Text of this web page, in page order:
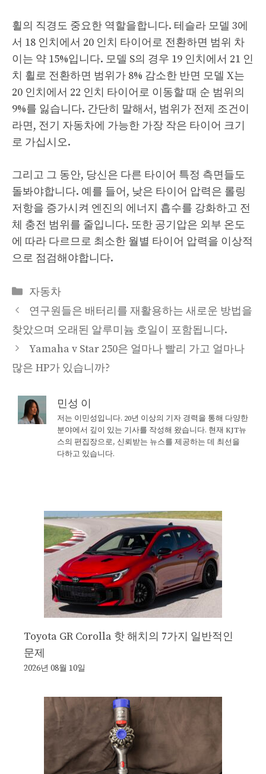
휠의 직경도 중요한 역할을합니다. 테슬라 모델 3에
서 18 인치에서 20 인치 타이어로 전환하면 범위 차
이는 약 15%입니다. 모델 S의 경우 19 인치에서 21 인
치 휠로 전환하면 범위가 8% 감소한 반면 모델 X는
20 인치에서 22 인치 타이어로 이동할 때 순 범위의
9%를 잃습니다. 간단히 말해서, 범위가 전제 조건이
라면, 전기 자동차에 가능한 가장 작은 타이어 크기
로 가십시오.
그리고 그 동안, 당신은 다른 타이어 특정 측면들도
돌봐야합니다. 예를 들어, 낮은 타이어 압력은 롤링
저항을 증가시켜 엔진의 에너지 흡수를 강화하고 전
체 충전 범위를 줄입니다. 또한 공기압은 외부 온도
에 따라 다르므로 최소한 월별 타이어 압력을 이상적
으로 점검해야합니다.
Categories
자동차
연구원들은 배터리를 재활용하는 새로운 방법을
찾았으며 오래된 알루미늄 호일이 포함됩니다.
Yamaha v Star 250은 얼마나 빨리 가고 얼마나
많은 HP가 있습니까?
민성 이
저는 이민성입니다. 20년 이상의 기자 경력을 통해 다양한
분야에서 깊이 있는 기사를 작성해 왔습니다. 현재 KJT뉴
스의 편집장으로, 신뢰받는 뉴스를 제공하는 데 최선을
다하고 있습니다.
Toyota GR Corolla 핫 해치의 7가지 일반적인
문제
2026년 08월 10일